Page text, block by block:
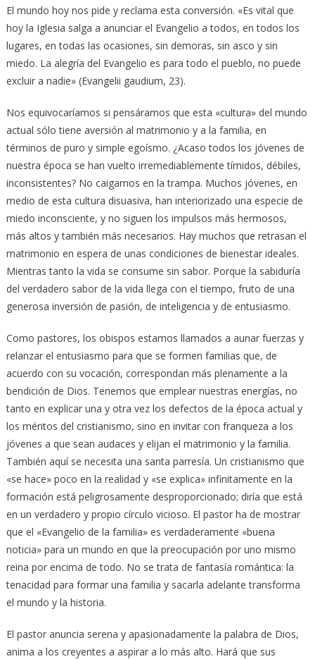
El mundo hoy nos pide y reclama esta conversión. «Es vital que
hoy la Iglesia salga a anunciar el Evangelio a todos, en todos los
lugares, en todas las ocasiones, sin demoras, sin asco y sin
miedo. La alegría del Evangelio es para todo el pueblo, no puede
excluir a nadie» (Evangelii gaudium, 23).
Nos equivocaríamos si pensáramos que esta «cultura» del mundo
actual sólo tiene aversión al matrimonio y a la familia, en
términos de puro y simple egoísmo. ¿Acaso todos los jóvenes de
nuestra época se han vuelto irremediablemente tímidos, débiles,
inconsistentes? No caigamos en la trampa. Muchos jóvenes, en
medio de esta cultura disuasiva, han interiorizado una especie de
miedo inconsciente, y no siguen los impulsos más hermosos,
más altos y también más necesarios. Hay muchos que retrasan el
matrimonio en espera de unas condiciones de bienestar ideales.
Mientras tanto la vida se consume sin sabor. Porque la sabiduría
del verdadero sabor de la vida llega con el tiempo, fruto de una
generosa inversión de pasión, de inteligencia y de entusiasmo.
Como pastores, los obispos estamos llamados a aunar fuerzas y
relanzar el entusiasmo para que se formen familias que, de
acuerdo con su vocación, correspondan más plenamente a la
bendición de Dios. Tenemos que emplear nuestras energías, no
tanto en explicar una y otra vez los defectos de la época actual y
los méritos del cristianismo, sino en invitar con franqueza a los
jóvenes a que sean audaces y elijan el matrimonio y la familia.
También aquí se necesita una santa parresía. Un cristianismo que
«se hace» poco en la realidad y «se explica» infinitamente en la
formación está peligrosamente desproporcionado; diría que está
en un verdadero y propio círculo vicioso. El pastor ha de mostrar
que el «Evangelio de la familia» es verdaderamente «buena
noticia» para un mundo en que la preocupación por uno mismo
reina por encima de todo. No se trata de fantasía romántica: la
tenacidad para formar una familia y sacarla adelante transforma
el mundo y la historia.
El pastor anuncia serena y apasionadamente la palabra de Dios,
anima a los creyentes a aspirar a lo más alto. Hará que sus